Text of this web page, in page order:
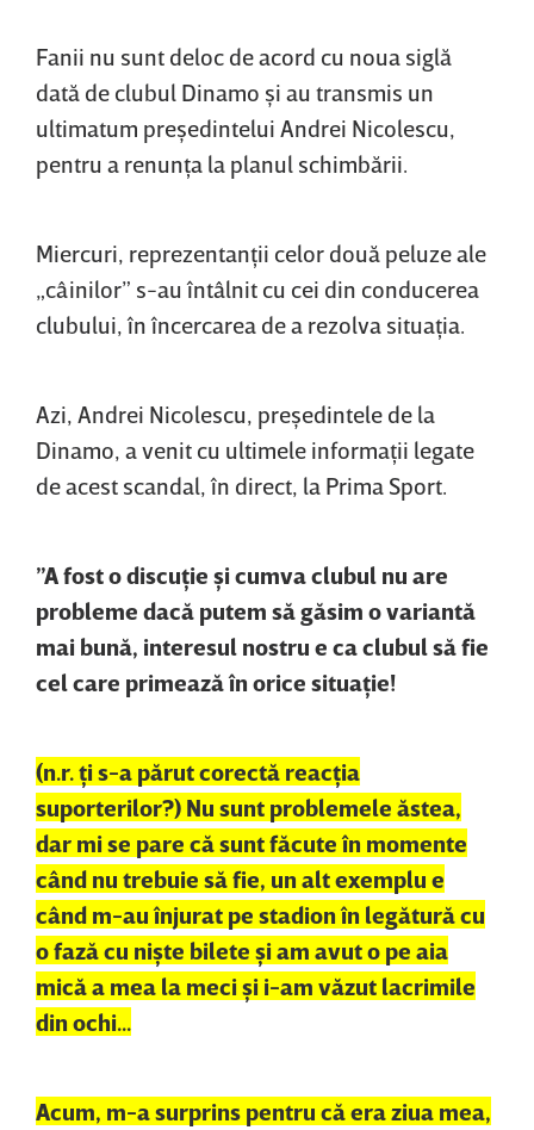
Fanii nu sunt deloc de acord cu noua siglă
dată de clubul Dinamo şi au transmis un
ultimatum preşedintelui Andrei Nicolescu,
pentru a renunţa la planul schimbării.
Miercuri, reprezentanţii celor două peluze ale
„câinilor” s-au întâlnit cu cei din conducerea
clubului, în încercarea de a rezolva situaţia.
Azi, Andrei Nicolescu, preşedintele de la
Dinamo, a venit cu ultimele informaţii legate
de acest scandal, în direct, la Prima Sport.
”A fost o discuţie şi cumva clubul nu are
probleme dacă putem să găsim o variantă
mai bună, interesul nostru e ca clubul să fie
cel care primează în orice situaţie!
(n.r. ţi s-a părut corectă reacţia
suporterilor?) Nu sunt problemele ăstea,
dar mi se pare că sunt făcute în momente
când nu trebuie să fie, un alt exemplu e
când m-au înjurat pe stadion în legătură cu
o fază cu nişte bilete şi am avut o pe aia
mică a mea la meci şi i-am văzut lacrimile
din ochi...
Acum, m-a surprins pentru că era ziua mea,